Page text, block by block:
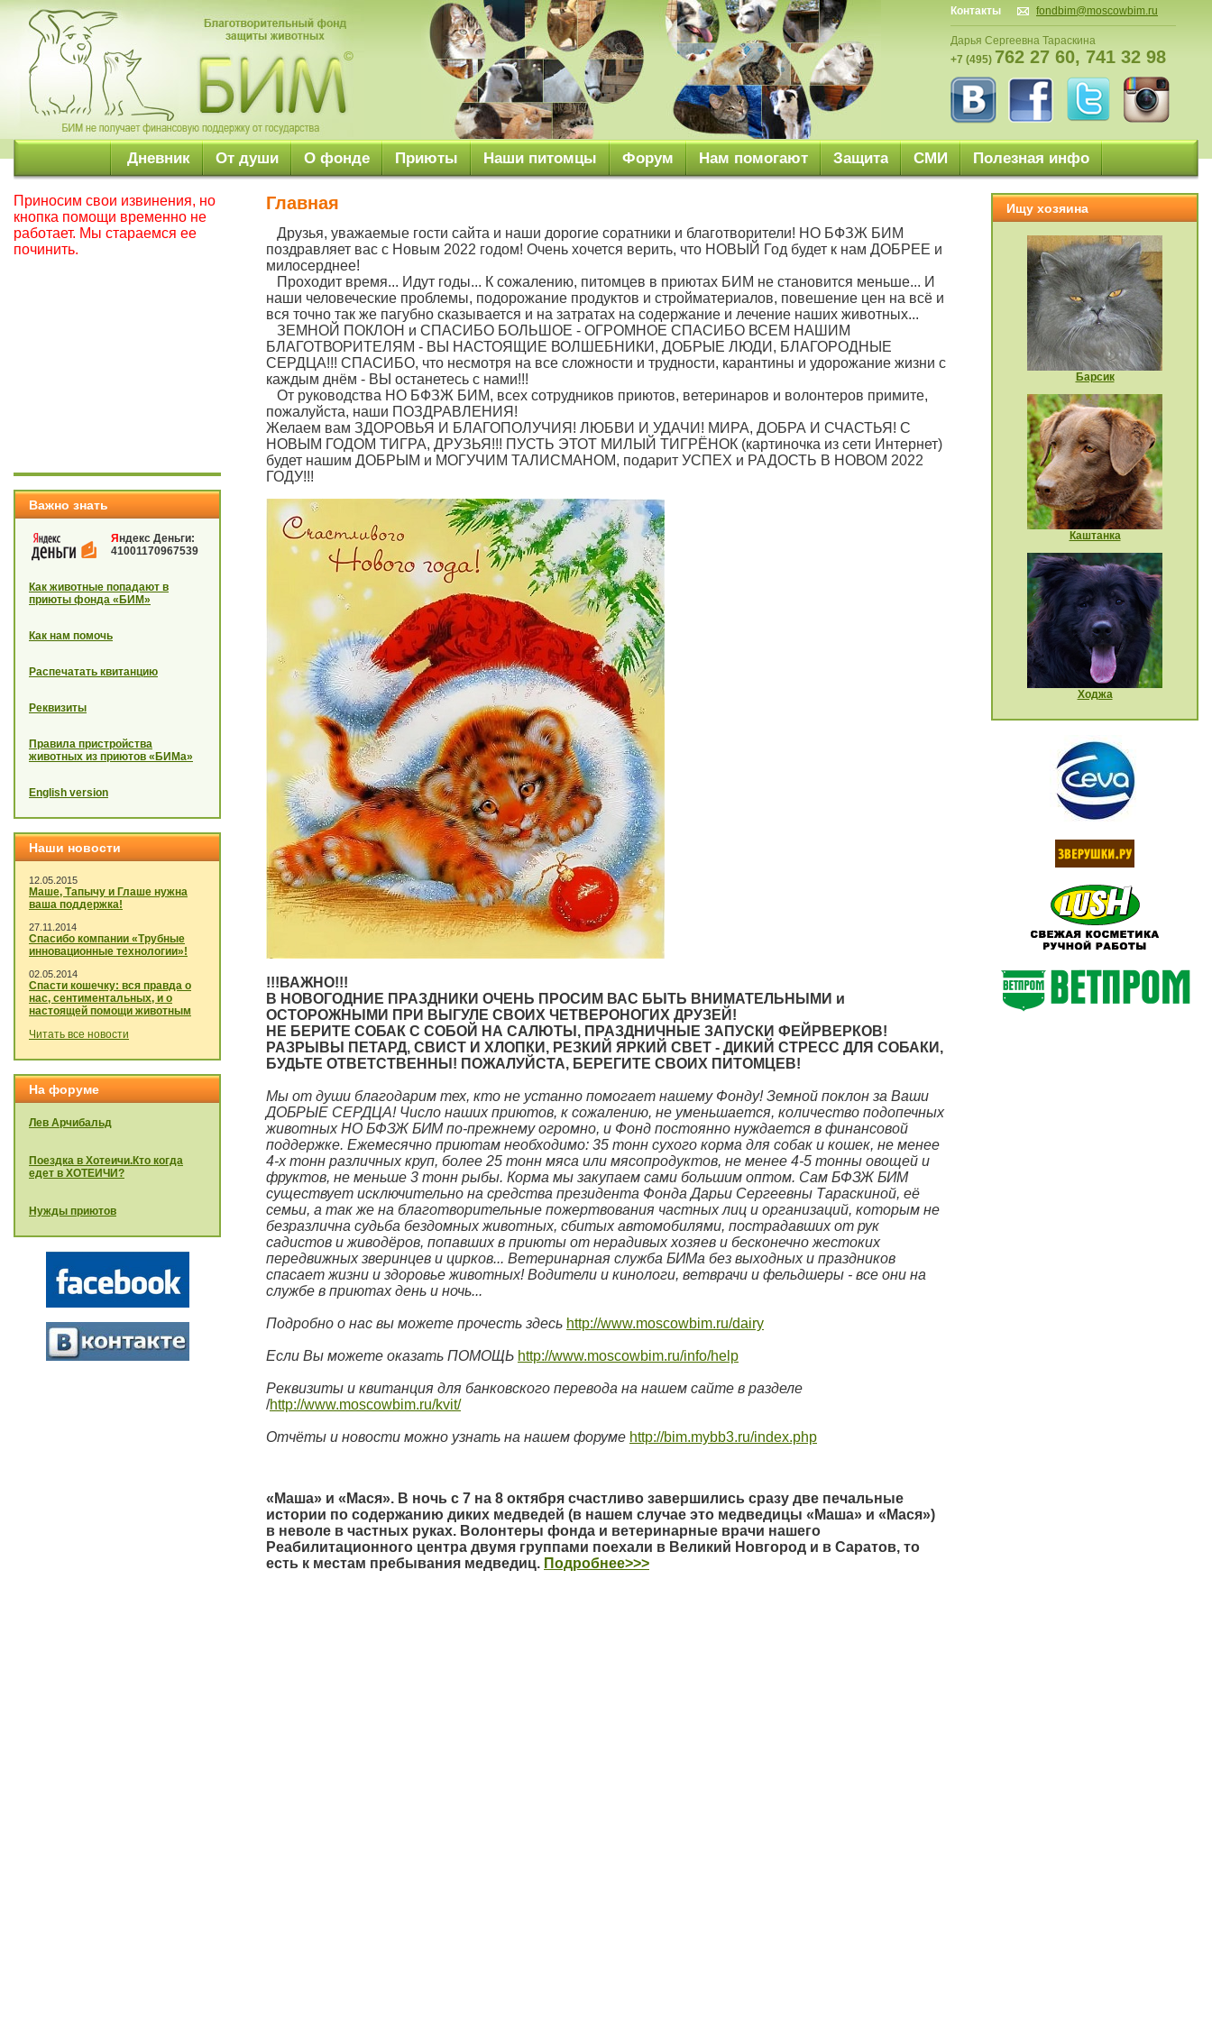
Контакты fondbim@moscowbim.ru
Дарья Сергеевна Тараскина
+7 (495) 762 27 60, 741 32 98
Дневник От души О фонде Приюты Наши питомцы Форум Нам помогают Защита СМИ Полезная инфо
Приносим свои извинения, но
кнопка помощи временно не
работает. Мы стараемся ее
починить.
Важно знать
Я ндекс Деньги:
41001170967539
Как животные попадают в
приюты фонда «БИМ»
Как нам помочь
Распечатать квитанцию
Реквизиты
Правила пристройства
животных из приютов «БИМа»
English version
Наши новости
12.05.2015
Маше, Тапычу и Глаше нужна
ваша поддержка!
27.11.2014
Спасибо компании «Трубные
инновационные технологии»!
02.05.2014
Спасти кошечку: вся правда о
нас, сентиментальных, и о
настоящей помощи животным
Читать все новости
На форуме
Лев Арчибальд
Поездка в Хотеичи.Кто когда
едет в ХОТЕИЧИ?
Нужды приютов
Главная
Друзья, уважаемые гости сайта и наши дорогие соратники и благотворители! НО БФЗЖ БИМ
поздравляет вас с Новым 2022 годом! Очень хочется верить, что НОВЫЙ Год будет к нам ДОБРЕЕ и
милосерднее!
Проходит время... Идут годы... К сожалению, питомцев в приютах БИМ не становится меньше... И
наши человеческие проблемы, подорожание продуктов и стройматериалов, повешение цен на всё и
вся точно так же пагубно сказывается и на затратах на содержание и лечение наших животных...
ЗЕМНОЙ ПОКЛОН и СПАСИБО БОЛЬШОЕ - ОГРОМНОЕ СПАСИБО ВСЕМ НАШИМ
БЛАГОТВОРИТЕЛЯМ - ВЫ НАСТОЯЩИЕ ВОЛШЕБНИКИ, ДОБРЫЕ ЛЮДИ, БЛАГОРОДНЫЕ
СЕРДЦА!!! СПАСИБО, что несмотря на все сложности и трудности, карантины и удорожание жизни с
каждым днём - ВЫ останетесь с нами!!!
От руководства НО БФЗЖ БИМ, всех сотрудников приютов, ветеринаров и волонтеров примите,
пожалуйста, наши ПОЗДРАВЛЕНИЯ!
Желаем вам ЗДОРОВЬЯ И БЛАГОПОЛУЧИЯ! ЛЮБВИ И УДАЧИ! МИРА, ДОБРА И СЧАСТЬЯ! С
НОВЫМ ГОДОМ ТИГРА, ДРУЗЬЯ!!! ПУСТЬ ЭТОТ МИЛЫЙ ТИГРЁНОК (картиночка из сети Интернет)
будет нашим ДОБРЫМ и МОГУЧИМ ТАЛИСМАНОМ, подарит УСПЕХ и РАДОСТЬ В НОВОМ 2022
ГОДУ!!!
!!!ВАЖНО!!!
В НОВОГОДНИЕ ПРАЗДНИКИ ОЧЕНЬ ПРОСИМ ВАС БЫТЬ ВНИМАТЕЛЬНЫМИ и
ОСТОРОЖНЫМИ ПРИ ВЫГУЛЕ СВОИХ ЧЕТВЕРОНОГИХ ДРУЗЕЙ!
НЕ БЕРИТЕ СОБАК С СОБОЙ НА САЛЮТЫ, ПРАЗДНИЧНЫЕ ЗАПУСКИ ФЕЙРВЕРКОВ!
РАЗРЫВЫ ПЕТАРД, СВИСТ И ХЛОПКИ, РЕЗКИЙ ЯРКИЙ СВЕТ - ДИКИЙ СТРЕСС ДЛЯ СОБАКИ,
БУДЬТЕ ОТВЕТСТВЕННЫ! ПОЖАЛУЙСТА, БЕРЕГИТЕ СВОИХ ПИТОМЦЕВ!
Мы от души благодарим тех, кто не устанно помогает нашему Фонду! Земной поклон за Ваши
ДОБРЫЕ СЕРДЦА! Число наших приютов, к сожалению, не уменьшается, количество подопечных
животных НО БФЗЖ БИМ по-прежнему огромно, и Фонд постоянно нуждается в финансовой
поддержке. Ежемесячно приютам необходимо: 35 тонн сухого корма для собак и кошек, не менее
4-х тонн различных круп, более 25 тонн мяса или мясопродуктов, не менее 4-5 тонны овощей и
фруктов, не меньше 3 тонн рыбы. Корма мы закупаем сами большим оптом. Сам БФЗЖ БИМ
существует исключительно на средства президента Фонда Дарьи Сергеевны Тараскиной, её
семьи, а так же на благотворительные пожертвования частных лиц и организаций, которым не
безразлична судьба бездомных животных, сбитых автомобилями, пострадавших от рук
садистов и живодёров, попавших в приюты от нерадивых хозяев и бесконечно жестоких
передвижных зверинцев и цирков... Ветеринарная служба БИМа без выходных и праздников
спасает жизни и здоровье животных! Водители и кинологи, ветврачи и фельдшеры - все они на
службе в приютах день и ночь...
Подробно о нас вы можете прочесть здесь http://www.moscowbim.ru/dairy
Если Вы можете оказать ПОМОЩЬ http://www.moscowbim.ru/info/help
Реквизиты и квитанция для банковского перевода на нашем сайте в разделе
/http://www.moscowbim.ru/kvit/
Отчёты и новости можно узнать на нашем форуме http://bim.mybb3.ru/index.php
«Маша» и «Мася». В ночь с 7 на 8 октября счастливо завершились сразу две печальные
истории по содержанию диких медведей (в нашем случае это медведицы «Маша» и «Мася»)
в неволе в частных руках. Волонтеры фонда и ветеринарные врачи нашего
Реабилитационного центра двумя группами поехали в Великий Новгород и в Саратов, то
есть к местам пребывания медведиц. Подробнее>>>
Ищу хозяина
Барсик
Каштанка
Ходжа